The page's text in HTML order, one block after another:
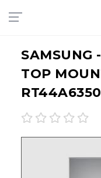
SAMSUNG
TOP